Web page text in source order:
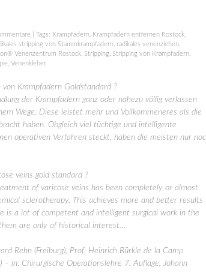
| Tags: Krampfadern Krampfadern entfernen Rostock
stripping von Stammkrampfadern radikales venenziehen
Venenzentrum Rostock Stripping Stripping von Krampfadern
Venenkleber
Krampfadern Goldstandard ?
der Krampfadern ganz oder nahezu völlig verlassen
Wege. Diese leistet mehr und Vollkommeneres als die
haben. Obgleich viel tüchtige und intelligente
operativen Verfahren steckt, haben die meisten nur
veins gold standard ?
of varicose veins has been completely or almost
sclerotherapy. This achieves more and better results
is a lot of competent and intelligent surgical work in the
are only of historical interest…
Rehn (Freiburg), Prof. Heinrich Bürkle de la Camp
– in: Chirurgische Operationslehre 7. Auflage, Johann